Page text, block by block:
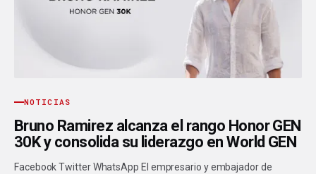
NOTICIAS
Bruno Ramirez alcanza el rango Honor GEN
30K y consolida su liderazgo en World GEN
Facebook Twitter WhatsApp El empresario y embajador de